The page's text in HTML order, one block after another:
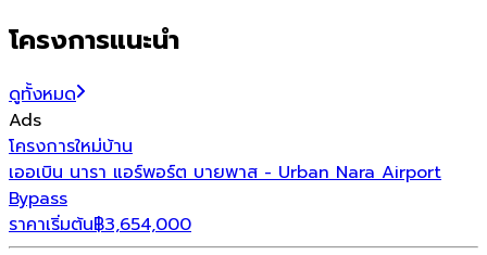
โครงการแนะนำ
ดูทั้งหมด
Ads
โครงการใหม่บ้าน
เออเบิน นารา แอร์พอร์ต บายพาส - Urban Nara Airport
Bypass
ราคาเริ่มต้น฿3,654,000